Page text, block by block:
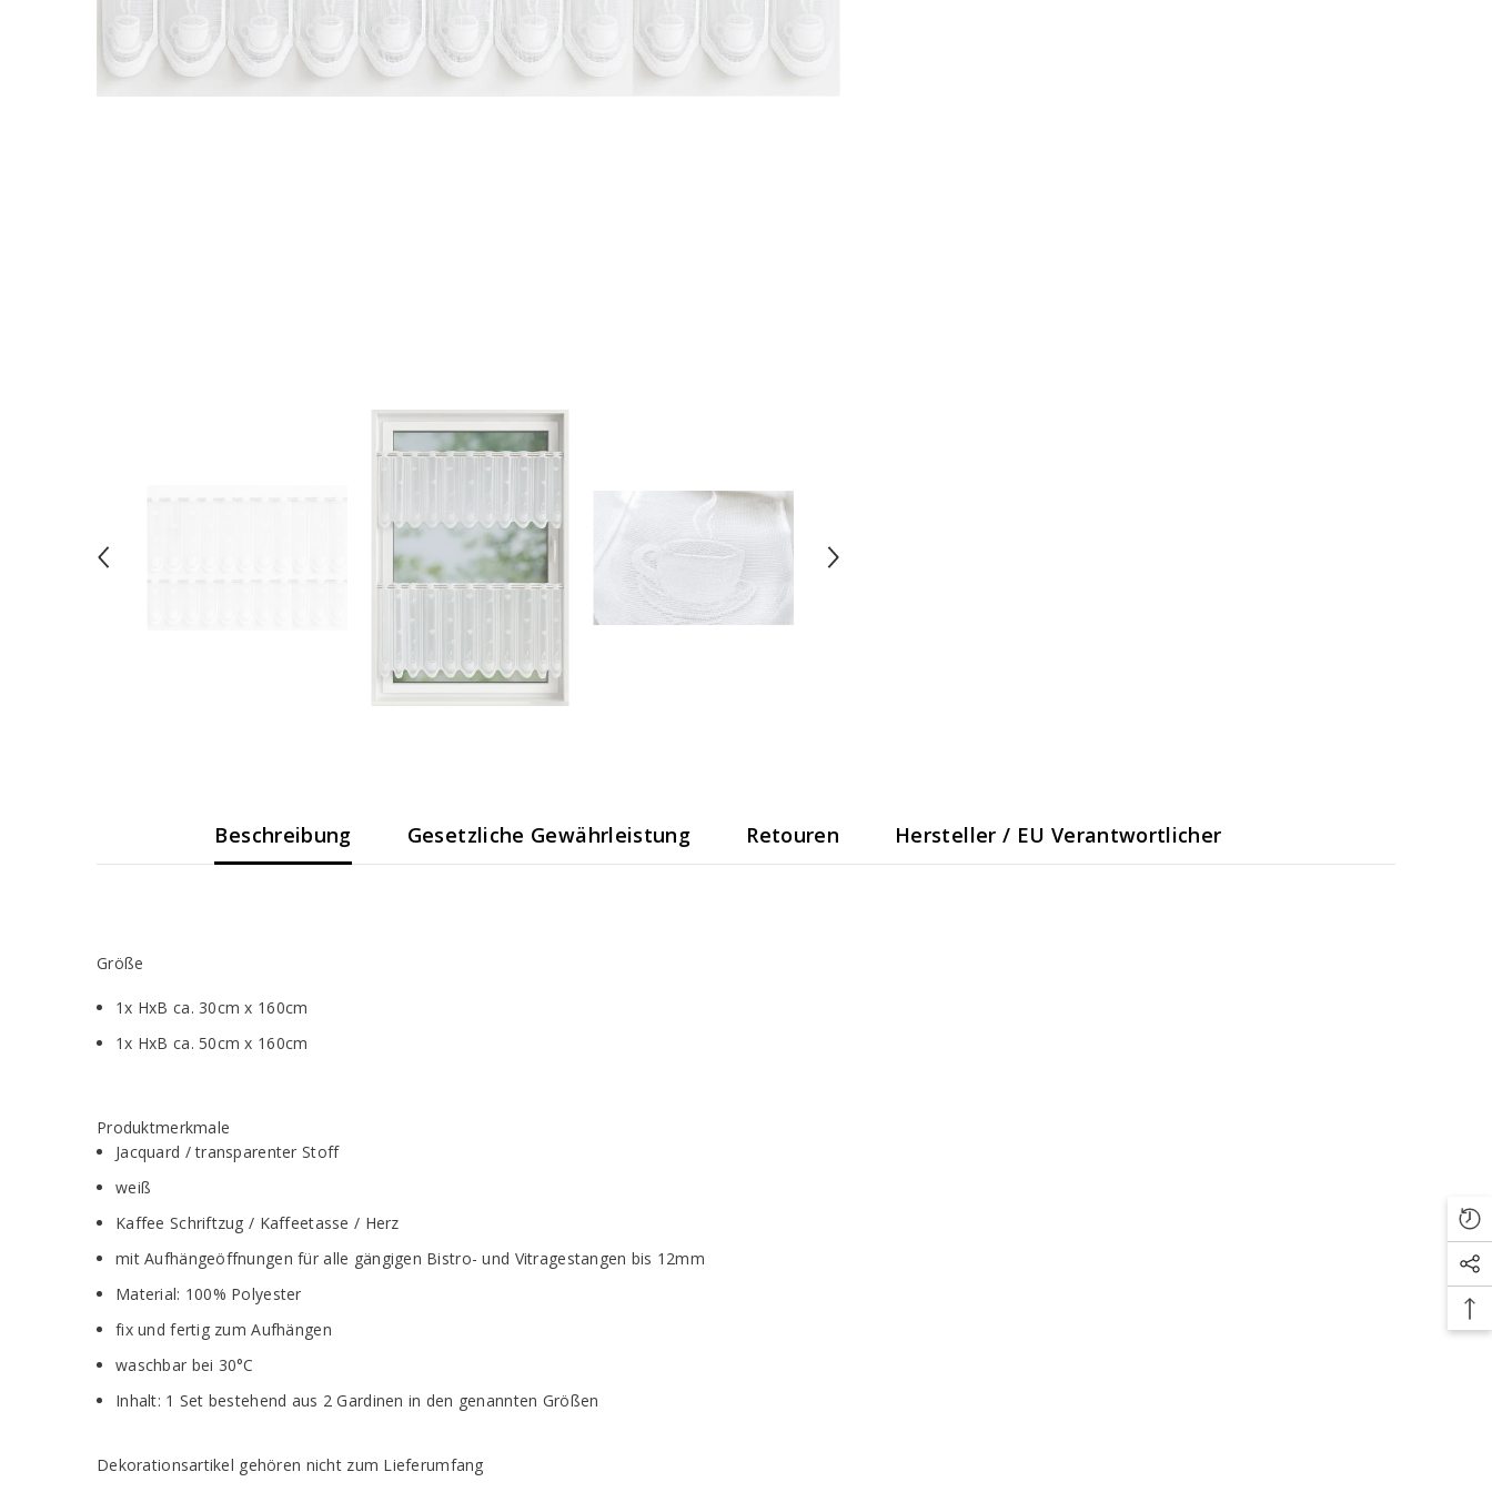
Beschreibung Gesetzliche Gewährleistung Retouren Hersteller / EU Verantwortlicher
Größe
1x HxB ca. 30cm x 160cm
1x HxB ca. 50cm x 160cm
Produktmerkmale
Jacquard / transparenter Stoff
weiß
Kaffee Schriftzug / Kaffeetasse / Herz
mit Aufhängeöffnungen für alle gängigen Bistro- und Vitragestangen bis 12mm
Material: 100% Polyester
fix und fertig zum Aufhängen
waschbar bei 30°C
Inhalt: 1 Set bestehend aus 2 Gardinen in den genannten Größen
Dekorationsartikel gehören nicht zum Lieferumfang